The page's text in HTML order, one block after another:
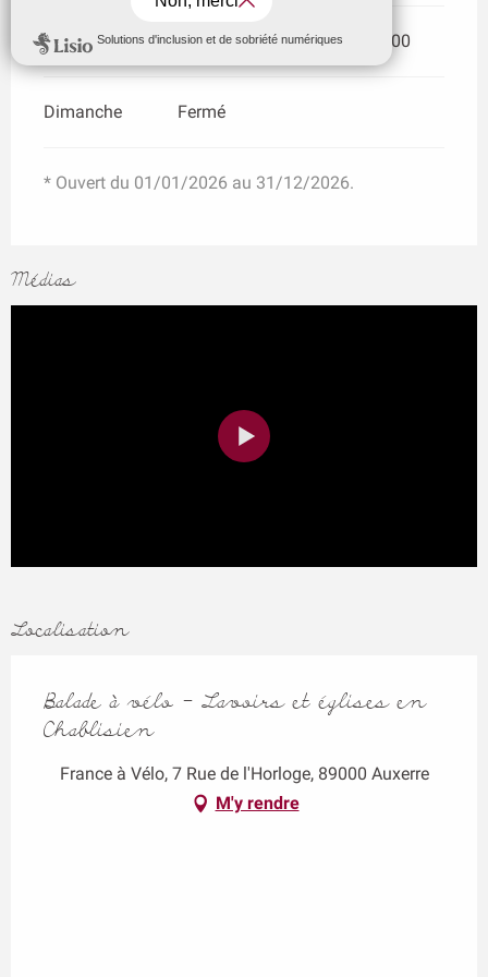
Samedi 09:00 - 12:30 13:30 - 17:00
Dimanche Fermé
* Ouvert du 01/01/2026 au 31/12/2026.
Médias
Localisation
Balade à vélo - Lavoirs et églises en
Chablisien
France à Vélo, 7 Rue de l'Horloge, 89000 Auxerre
M'y rendre